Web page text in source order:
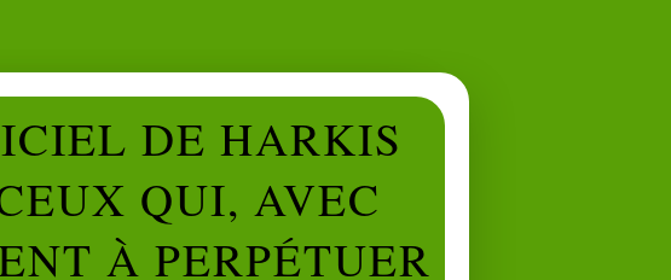
DE HARKIS
QUI, AVEC
À PERPÉTUER